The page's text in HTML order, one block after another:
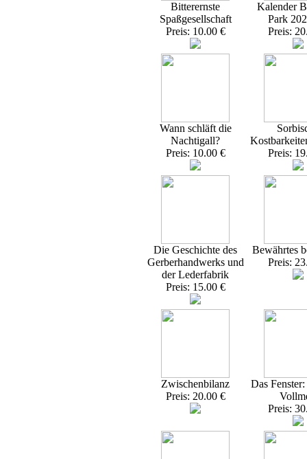
Bitterernste
Spaßgesellschaft
Preis: 10.00 €
Kalender
Park
Preis:
Wann schläft die
Nachtigall?
Preis: 10.00 €
Preis:
Die Geschichte des
Gerberhandwerks und
der Lederfabrik
Preis: 15.00 €
Bewährtes
Preis:
Zwischenbilanz
Preis: 20.00 €
Das
Preis: